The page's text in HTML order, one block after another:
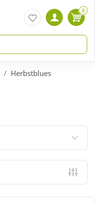
0
Herbstblues